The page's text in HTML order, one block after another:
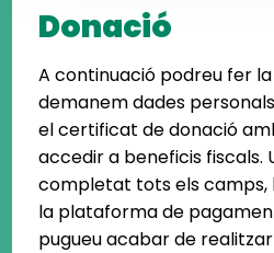
Donació
A continuació podreu fer
demanem dades
el certificat de donació
accedir a beneficis fiscals.
completat tots els camps,
la plataforma de
pugueu acabar de